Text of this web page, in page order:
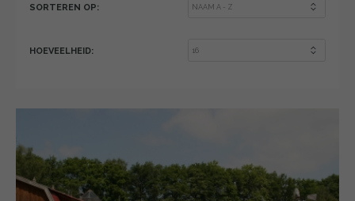
SORTEREN OP:
HOEVEELHEID: